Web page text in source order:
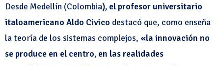
Desde Medellín (Colombia), el profesor universitario
italoamericano Aldo Civico destacó que, como enseña
la teoría de los sistemas complejos, «la innovación no
se produce en el centro, en las realidades